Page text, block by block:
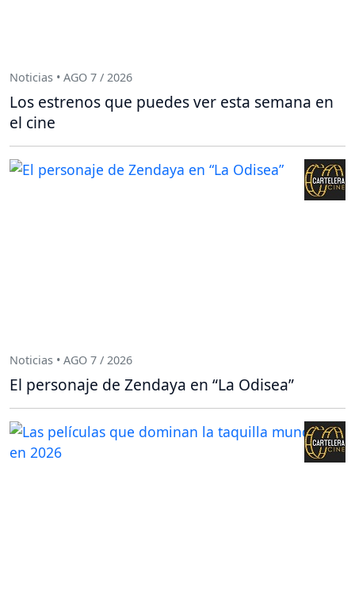
Noticias • AGO 7 / 2026
Los estrenos que puedes ver esta semana en
el cine
Noticias • AGO 7 / 2026
El personaje de Zendaya en “La Odisea”